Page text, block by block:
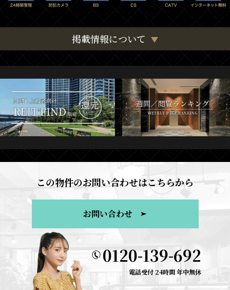
掲載情報について
この物件のお問い合わせはこちらから
お問い合わせ
0120-139-692
電話受付 24時間 年中無休